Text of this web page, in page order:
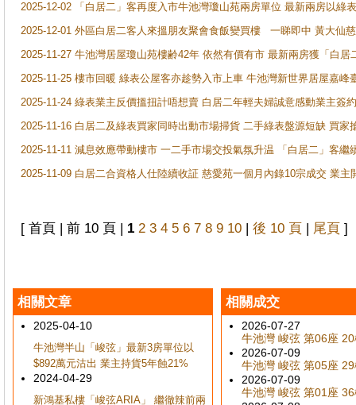
2025-12-02 「白居二」客再度入市牛池灣瓊山苑兩房單位 最新兩房以綠
2025-12-01 外區白居二客人來搵朋友聚會食飯變買樓 一睇即中 黃大仙
2025-11-27 牛池灣居屋瓊山苑樓齢42年 依然有價有市 最新兩房獲「白居
2025-11-25 樓市回暖 綠表公屋客亦趁勢入市上車 牛池灣新世界居屋嘉峰
2025-11-24 綠表業主反價搵扭計唔想賣 白居二年輕夫婦誠意感動業主簽
2025-11-16 白居二及綠表買家同時出動市場掃貨 二手綠表盤源短缺 買
2025-11-11 減息效應帶動樓市 一二手市場交投氣氛升温 「白居二」客
2025-11-09 白居二合資格人仕陸續收証 慈愛苑一個月內錄10宗成交 業
[ 首頁 | 前 10 頁 | 1 2 3 4 5 6 7 8 9 10 | 後 10 頁 | 尾頁 ]
相關文章
2025-04-10
牛池灣半山「峻弦」最新3房單位以
$892萬元沽出 業主持貨5年蝕21%
2024-04-29
新鴻基私樓「峻弦ARIA」 繼徹辣前兩
相關成交
2026-07-27
牛池灣 峻弦 第06座
2026-07-09
牛池灣 峻弦 第05座
2026-07-09
牛池灣 峻弦 第01座